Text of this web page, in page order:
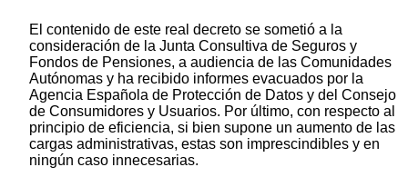
El contenido de este real decreto se sometió a la
consideración de la Junta Consultiva de Seguros y
Fondos de Pensiones, a audiencia de las Comunidades
Autónomas y ha recibido informes evacuados por la
Agencia Española de Protección de Datos y del Consejo
de Consumidores y Usuarios. Por último, con respecto al
principio de eficiencia, si bien supone un aumento de las
cargas administrativas, estas son imprescindibles y en
ningún caso innecesarias.